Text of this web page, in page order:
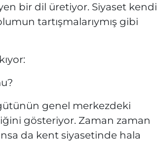
bir dil üretiyor. Siyaset kendi
tartışmalarıymış gibi
genel merkezdeki
gösteriyor. Zaman zaman
da kent siyasetinde hala